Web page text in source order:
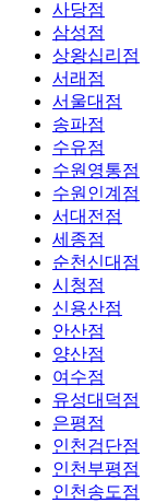
사당점
삼성점
상왕십리점
서래점
서울대점
송파점
수유점
수원영통점
수원인계점
서대전점
세종점
순천신대점
시청점
신용산점
안산점
양산점
여수점
유성대덕점
은평점
인천검단점
인천부평점
인천송도점